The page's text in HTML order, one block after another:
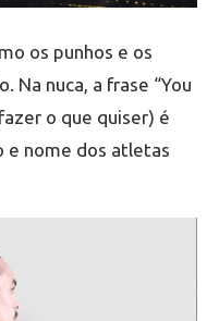
os punhos e os
Na nuca, a frase “You
o que quiser) é
e nome dos atletas